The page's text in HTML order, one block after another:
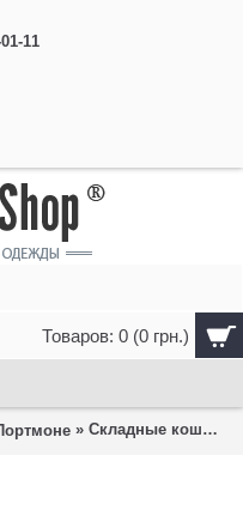
11
Товаров: 0 (0 грн.)
» Складные кошельки